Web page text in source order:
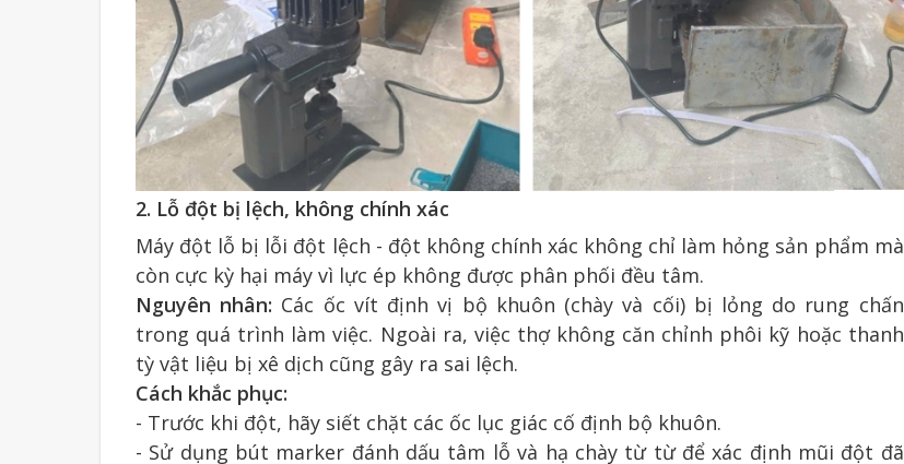
2. Lỗ đột bị lệch, không chính xác
Máy đột lỗ bị lỗi đột lệch - đột không chính xác không chỉ làm hỏng sản phẩm mà
còn cực kỳ hại máy vì lực ép không được phân phối đều tâm.
Nguyên nhân: Các ốc vít định vị bộ khuôn (chày và cối) bị lỏng do rung chấn
trong quá trình làm việc. Ngoài ra, việc thợ không căn chỉnh phôi kỹ hoặc thanh
tỳ vật liệu bị xê dịch cũng gây ra sai lệch.
Cách khắc phục:
- Trước khi đột, hãy siết chặt các ốc lục giác cố định bộ khuôn.
- Sử dụng bút marker đánh dấu tâm lỗ và hạ chày từ từ để xác định mũi đột đã